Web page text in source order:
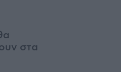
στα